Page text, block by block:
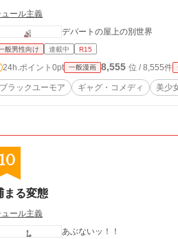
ール主義
デパートの屋上の別世界
般男性向け 連載中 R15
24h.ポイント 0pt 一般漫画 8,555 位 / 8,555件
ブラックユーモア ギャグ・コメディ 美少
まる変態
ール主義
あぶないッ！！